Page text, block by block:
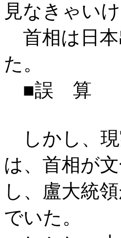
見なきゃい
首相は日本
た。
■誤 算
しかし、現
は、首相が
し、盧大統
でいた。